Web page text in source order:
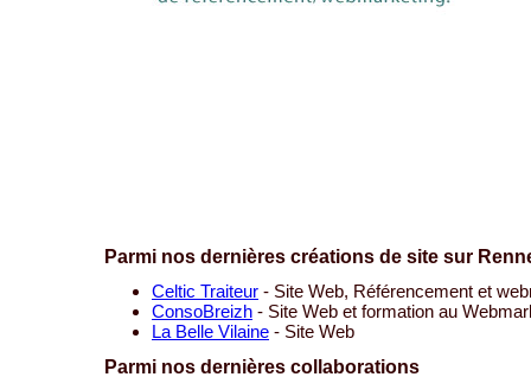
Parmi nos dernières créations de site sur
Celtic Traiteur - Site Web, Référencement et
ConsoBreizh - Site Web et formation au
La Belle Vilaine - Site Web
Parmi nos dernières collaborations